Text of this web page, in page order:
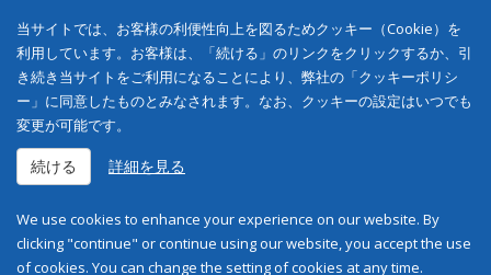
当サイトでは、お客様の利便性向上を図るためクッキー（Cookie）を
利用しています。お客様は、「続ける」のリンクをクリックするか、引
き続き当サイトをご利用になることにより、弊社の「クッキーポリシ
ー」に同意したものとみなされます。なお、クッキーの設定はいつでも
変更が可能です。
続ける 詳細を見る
We use cookies to enhance your experience on our website. By
clicking "continue" or continue using our website, you accept the use
of cookies. You can change the setting of cookies at any time.